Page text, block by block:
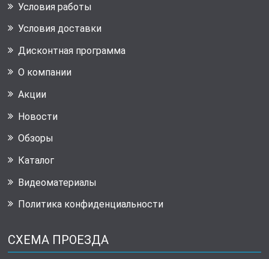
Условия работы
Условия доставки
Дисконтная программа
О компании
Акции
Новости
Обзоры
Каталог
Видеоматериалы
Политика конфиденциальности
СХЕМА ПРОЕЗДА